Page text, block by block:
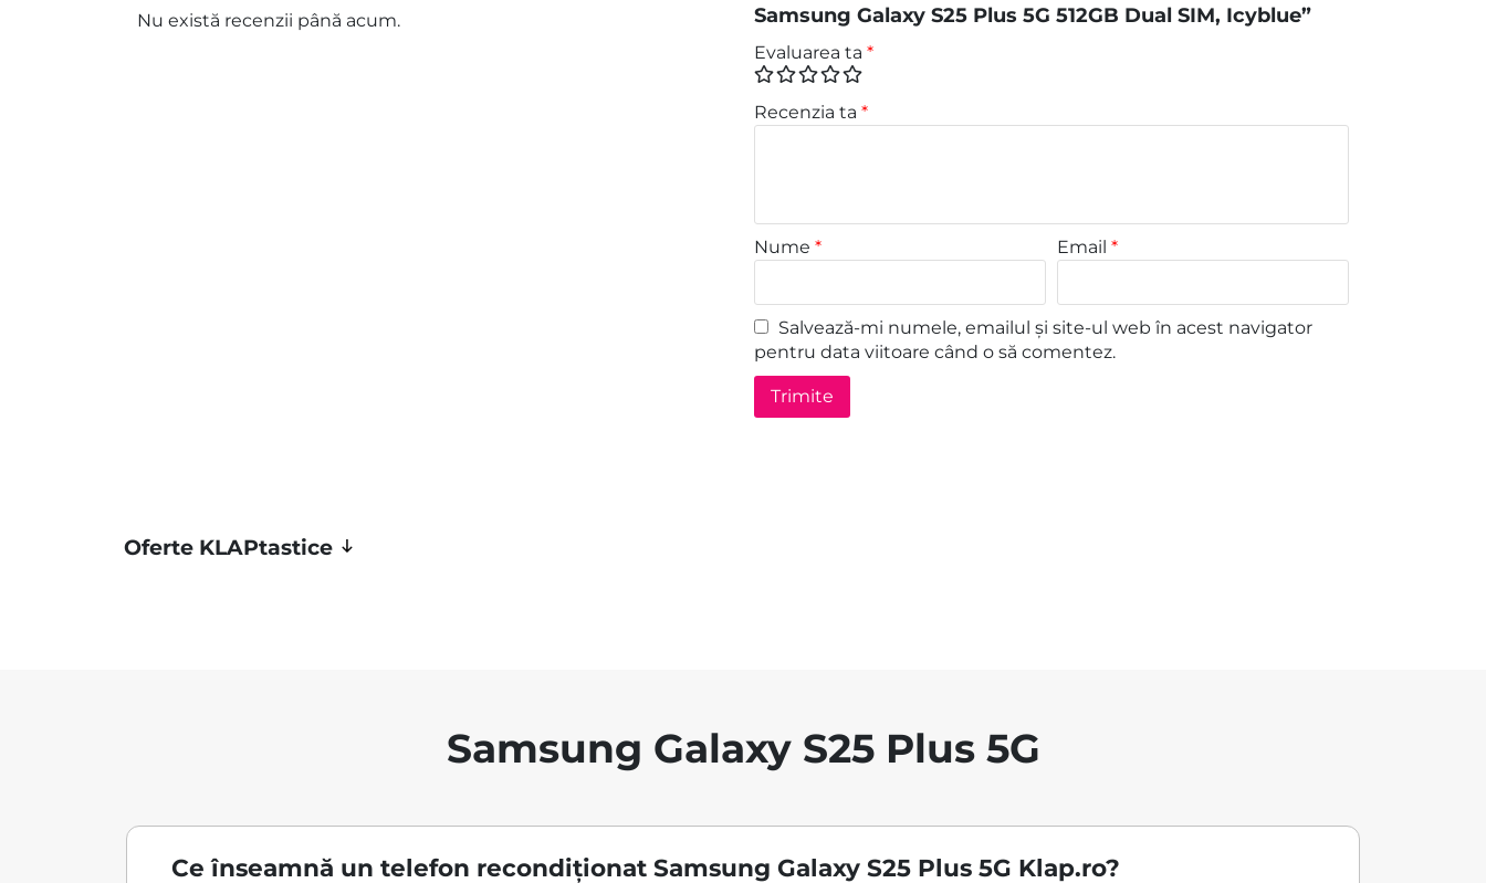
Nu există recenzii până acum.
Samsung Galaxy S25 Plus 5G 512GB Dual SIM, Icyblue”
Evaluarea ta *
Recenzia ta *
Nume * Email*
Salvează-mi numele, emailul și site-ul web în acest navigator
pentru data viitoare când o să comentez.
Oferte KLAPtastice
Samsung Galaxy S25 Plus 5G
Ce înseamnă un telefon recondiționat Samsung Galaxy S25 Plus 5G Klap.ro?